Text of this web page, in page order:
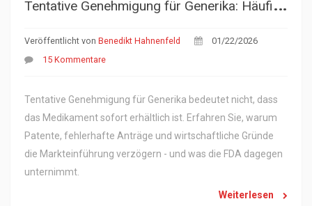
Veröffentlicht von Benedikt Hahnenfeld
01/22/2026
15 Kommentare
Tentative Genehmigung für Generika bedeutet nicht, dass
das Medikament sofort erhältlich ist. Erfahren Sie, warum
Patente, fehlerhafte Anträge und wirtschaftliche Gründe
die Markteinführung verzögern - und was die FDA dagegen
unternimmt.
Weiterlesen